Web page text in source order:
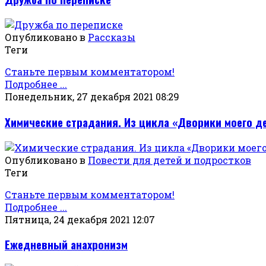
Опубликовано в Рассказы
Теги
Станьте первым комментатором!
Подробнее ...
Понедельник, 27 декабря 2021 08:29
Химические страдания. Из цикла «Дворики моего
Опубликовано в Повести для детей и подростков
Теги
Станьте первым комментатором!
Подробнее ...
Пятница, 24 декабря 2021 12:07
Ежедневный анахронизм